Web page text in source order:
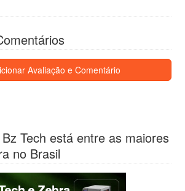
Avaliação e Comentário
Tech está entre as maiores
no Brasil